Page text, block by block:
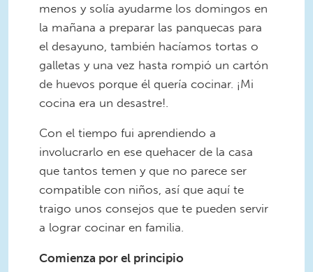
menos y solía ayudarme los domingos en
la mañana a preparar las panquecas para
el desayuno, también hacíamos tortas o
galletas y una vez hasta rompió un cartón
de huevos porque él quería cocinar. ¡Mi
cocina era un desastre!.
Con el tiempo fui aprendiendo a
involucrarlo en ese quehacer de la casa
que tantos temen y que no parece ser
compatible con niños, así que aquí te
traigo unos consejos que te pueden servir
a lograr cocinar en familia.
Comienza por el principio